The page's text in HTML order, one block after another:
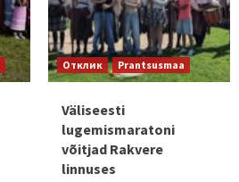
Отклик Prantsusmaa
Väliseesti
lugemismaratoni
võitjad Rakvere
linnuses